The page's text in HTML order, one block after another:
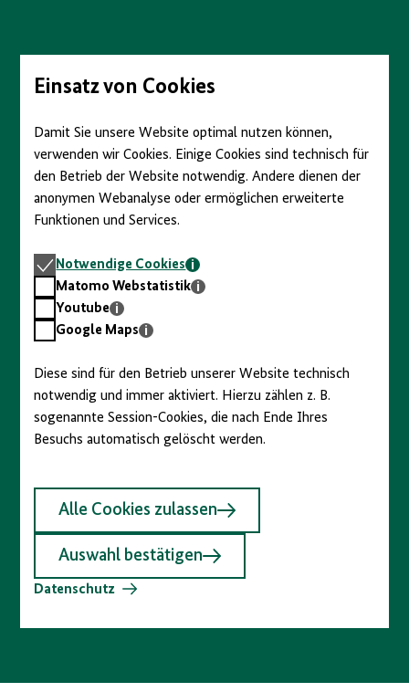
Seiteninhalt
springenEinsatz von Cookies
Damit Sie unsere Website optimal nutzen können,
verwenden wir Cookies. Einige Cookies sind technisch für
den Betrieb der Website notwendig. Andere dienen der
anonymen Webanalyse oder ermöglichen erweiterte
Funktionen und Services.
Notwendige
Cookies
Notwendige Cookies
Matomo
Webstatistik
Matomo Webstatistik
Youtube
Youtube
GoogleGoogle Maps
Diese sind für den Betrieb unserer Website technisch
notwendig und immer aktiviert. Hierzu zählen z. B.
sogenannte Session-Cookies, die nach Ende Ihres
Besuchs automatisch gelöscht werden.
Alle Cookies zulassen
Auswahl bestätigen
Datenschutz